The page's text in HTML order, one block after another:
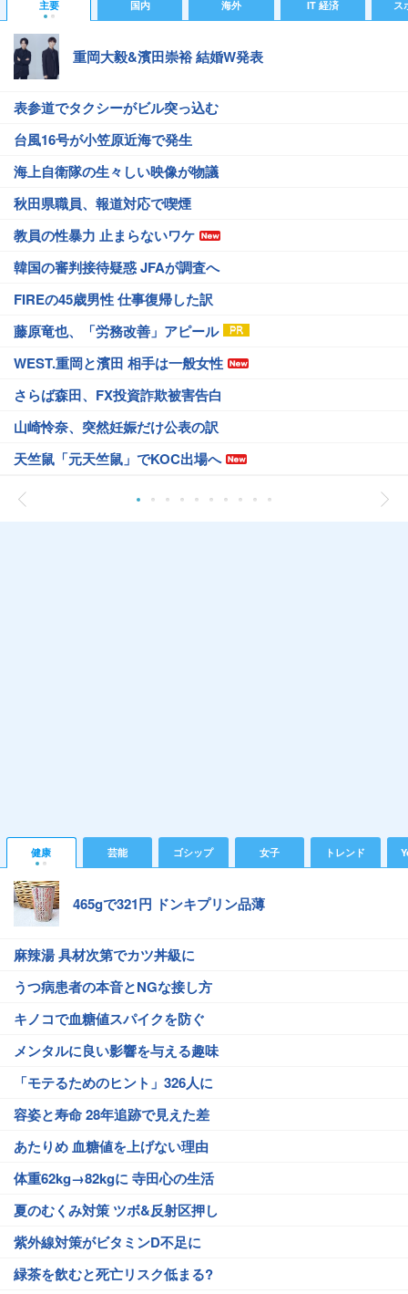
主要 国内 海外 IT 経済 ス
重岡大毅&濱田崇裕 結婚W発表
表参道でタクシーがビル突っ込む
台風16号が小笠原近海で発生
海上自衛隊の生々しい映像が物議
秋田県職員、報道対応で喫煙
教員の性暴力 止まらないワケ
韓国の審判接待疑惑 JFAが調査へ
FIREの45歳男性 仕事復帰した訳
藤原竜也、「労務改善」アピール
WEST.重岡と濱田 相手は一般女性
さらば森田、FX投資詐欺被害告白
山崎怜奈、突然妊娠だけ公表の訳
天竺鼠「元天竺鼠」でKOC出場へ
健康 芸能 ゴシップ 女子 トレンド
465gで321円 ドンキプリン品薄
麻辣湯 具材次第でカツ丼級に
うつ病患者の本音とNGな接し方
キノコで血糖値スパイクを防ぐ
メンタルに良い影響を与える趣味
「モテるためのヒント」326人に
容姿と寿命 28年追跡で見えた差
あたりめ 血糖値を上げない理由
体重62kg→82kgに 寺田心の生活
夏のむくみ対策 ツボ&反射区押し
紫外線対策がビタミンD不足に
緑茶を飲むと死亡リスク低まる?